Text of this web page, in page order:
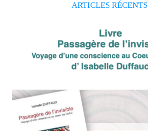
ARTICLES RÉCENTS